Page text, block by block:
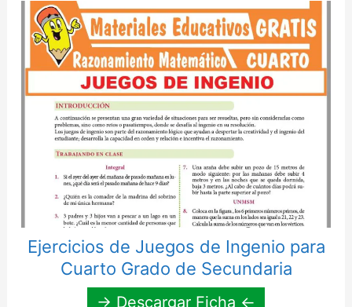
Ejercicios de Juegos de Ingenio para
Cuarto Grado de Secundaria
→ Descargar Ficha ←